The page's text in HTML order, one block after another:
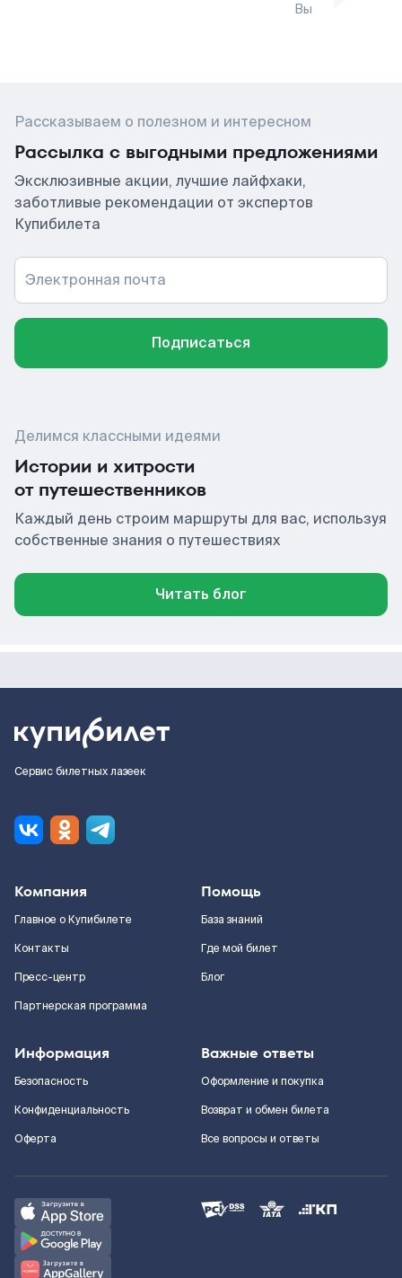
Вы
Рассказываем о полезном и интересном
Рассылка с выгодными предложениями
Эксклюзивные акции, лучшие лайфхаки,
заботливые рекомендации от экспертов
Купибилета
Электронная почта
Подписаться
Делимся классными идеями
Истории и хитрости
от путешественников
Каждый день строим маршруты для вас, используя
собственные знания о путешествиях
Читать блог
Сервис билетных лазеек
Компания
Главное о Купибилете
Контакты
Пресс-центр
Партнерская программа
Помощь
База знаний
Где мой билет
Блог
Информация
Безопасность
Конфиденциальность
Оферта
Важные ответы
Оформление и покупка
Возврат и обмен билета
Все вопросы и ответы